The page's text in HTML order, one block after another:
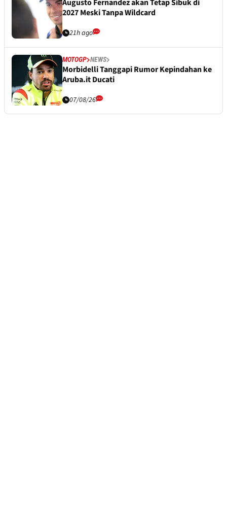
Augusto Fernandez akan Tetap Sibuk di
2027 Meski Tanpa Wildcard
21h ago
MOTOGP NEWS
Morbidelli Tanggapi Rumor Kepindahan ke
Aruba.it Ducati
07/08/26